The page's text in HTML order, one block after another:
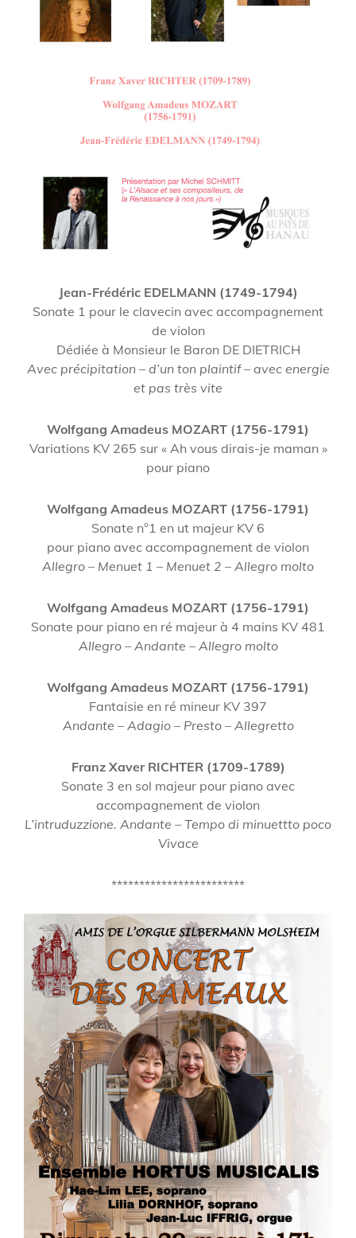
Jean-Frédéric EDELMANN (1749-1794)
Sonate 1 pour le clavecin avec accompagnement
de violon
Dédiée à Monsieur le Baron DE DIETRICH
Avec précipitation – d’un ton plaintif – avec energie
et pas très vite
Wolfgang Amadeus MOZART (1756-1791)
Variations KV 265 sur « Ah vous dirais-je maman »
pour piano
Wolfgang Amadeus MOZART (1756-1791)
Sonate n°1 en ut majeur KV 6
pour piano avec accompagnement de violon
Allegro – Menuet 1 – Menuet 2 – Allegro molto
Wolfgang Amadeus MOZART (1756-1791)
Sonate pour piano en ré majeur à 4 mains KV 481
Allegro – Andante – Allegro molto
Wolfgang Amadeus MOZART (1756-1791)
Fantaisie en ré mineur KV 397
Andante – Adagio – Presto – Allegretto
Franz Xaver RICHTER (1709-1789)
Sonate 3 en sol majeur pour piano avec
accompagnement de violon
L’intruduzzione. Andante – Tempo di minuettto poco
Vivace
************************